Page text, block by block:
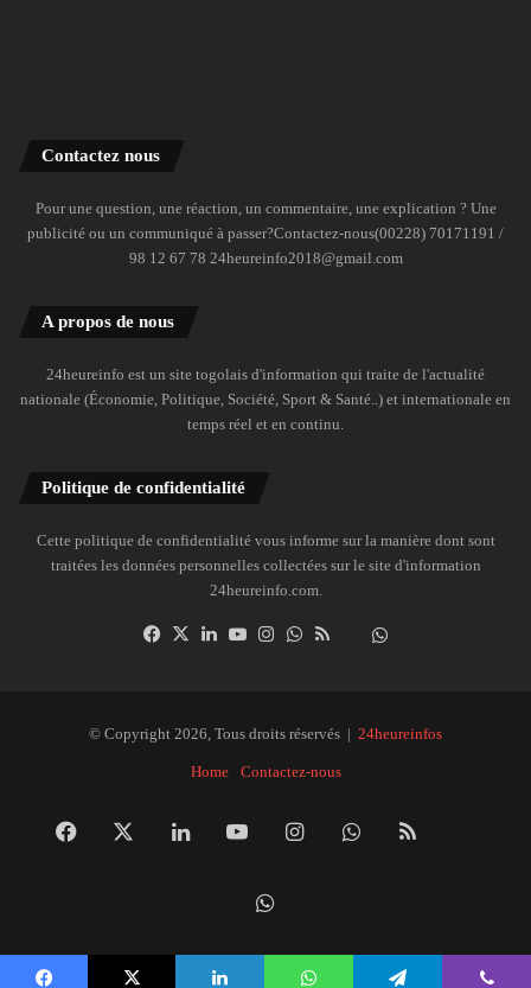
Contactez nous
Pour une question, une réaction, un commentaire, une explication ? Une
publicité ou un communiqué à passer?Contactez-nous(00228) 70171191 /
98 12 67 78 24heureinfo2018@gmail.com
A propos de nous
24heureinfo est un site togolais d'information qui traite de l'actualité
nationale (Économie, Politique, Société, Sport & Santé..) et internationale en
temps réel et en continu.
Politique de confidentialité
Cette politique de confidentialité vous informe sur la manière dont sont
traitées les données personnelles collectées sur le site d'information
24heureinfo.com.
Facebook
X LinkedinYouTubeInstagramWhatsAppDailymotion
© Copyright 2026, Tous droits réservés | 24heureinfos
Home Contactez-nous
Facebook LinkedinYouTubeInstagramWhatsApp
RSS
la